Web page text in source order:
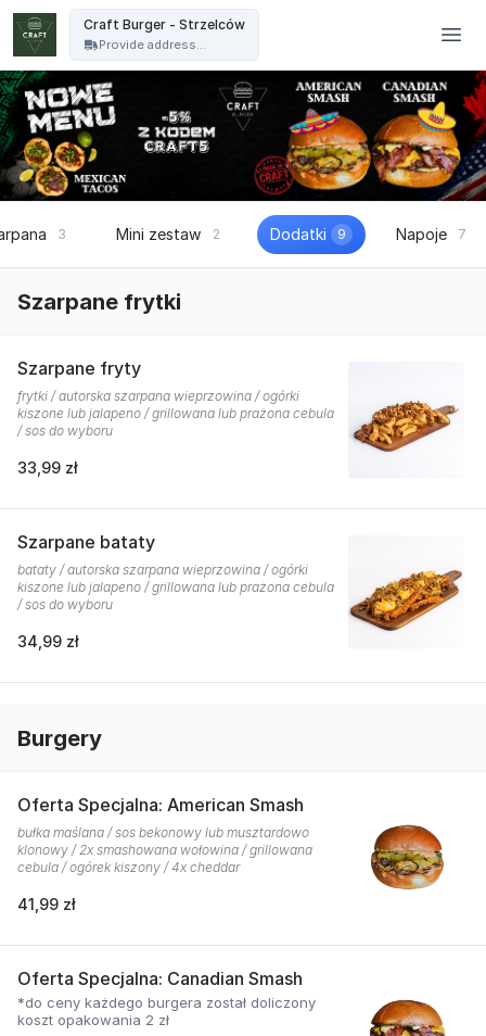
Craft Burger - Strzelców
Provide address...
3 Mini zestaw 2 Dodatki 9 Napoje 7
Szarpane frytki
Szarpane fryty
frytki / autorska szarpana wieprzowina / ogórki
kiszone lub jalapeno / grillowana lub prażona cebula
/ sos do wyboru
33,99 zł
Szarpane bataty
bataty / autorska szarpana wieprzowina / ogórki
kiszone lub jalapeno / grillowana lub prażona cebula
/ sos do wyboru
34,99 zł
Burgery
Oferta Specjalna: American Smash
bułka maślana / sos bekonowy lub musztardowo
klonowy / 2x smashowana wołowina / grillowana
cebula / ogórek kiszony / 4x cheddar
41,99 zł
Oferta Specjalna: Canadian Smash
*do ceny każdego burgera został doliczony
koszt opakowania 2 zł